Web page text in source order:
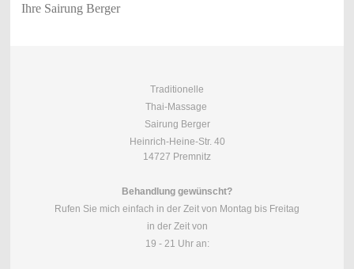
Ihre Sairung Berger
Traditionelle
Thai-Massage
Sairung Berger
Heinrich-Heine-Str. 40
14727 Premnitz
Behandlung gewünscht?
Rufen Sie mich einfach in der Zeit von Montag bis Freitag
in der Zeit von
19 - 21 Uhr an: